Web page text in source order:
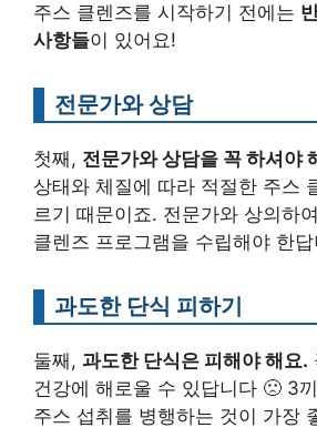
주스 클렌즈를 시작하기 전에는
사항들이 있어요!
전문가와 상담
첫째, 전문가와 상담을 꼭 하셔야
상태와 체질에 따라 적절한 주스
르기 때문이죠. 전문가와 상의하
클렌즈 프로그램을 수립해야 한
과도한 단식 피하기
둘째, 과도한 단식은 피해야 해요.
건강에 해로울 수 있답니다 🙁 3
주스 섭취를 병행하는 것이 가장